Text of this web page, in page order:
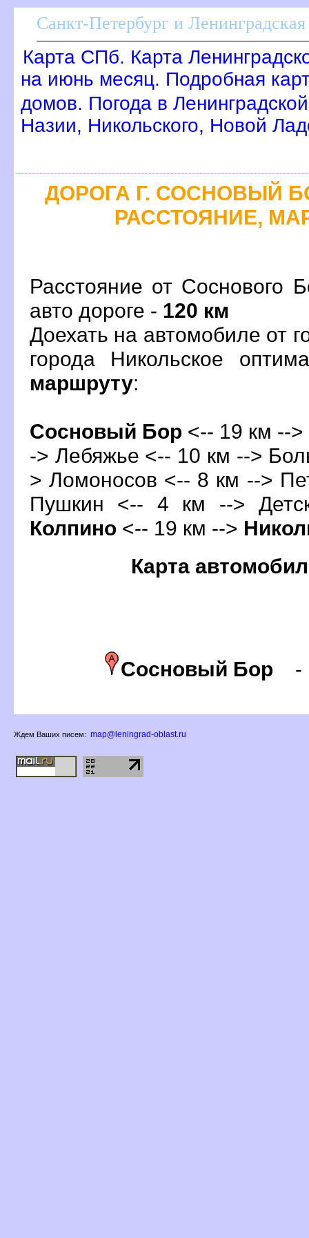
Санкт-Петербург и Ленинградская
Карта СПб. Карта
на июнь месяц. Подробная
домов. Погода в
Назии, Никольского, Новой
ДОРОГА Г. СОСНОВЫЙ
РАССТОЯНИЕ,
Расстояние от Соснового
авто дороге - 120 км
Доехать на автомобиле от
орода Никольское
маршруту:
Сосновый Бор <-- 19 км --
-> Лебяжье <-- 10 км -->
> Ломоносов <-- 8 км -->
Пушкин <-- 4 км -->
Колпино <-- 19 км -->
Карта
Сосновый Бор
Ждем Ваших писем: map@leningrad-oblast.ru